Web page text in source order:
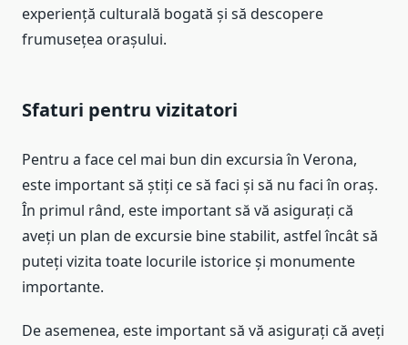
experiență culturală bogată și să descopere
frumusețea orașului.
Sfaturi pentru vizitatori
Pentru a face cel mai bun din excursia în Verona,
este important să știți ce să faci și să nu faci în oraș.
În primul rând, este important să vă asigurați că
aveți un plan de excursie bine stabilit, astfel încât să
puteți vizita toate locurile istorice și monumente
importante.
De asemenea, este important să vă asigurați că aveți